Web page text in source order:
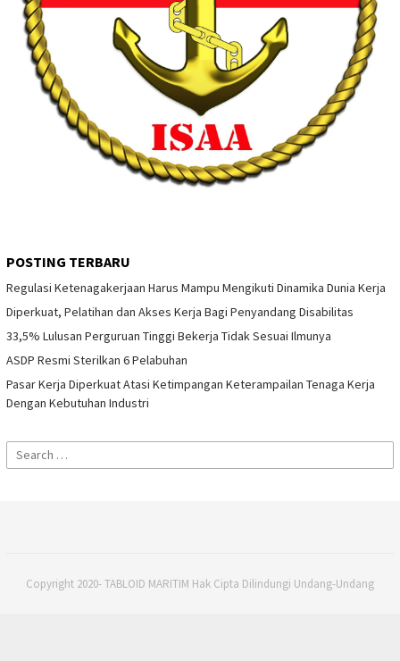
POSTING TERBARU
Regulasi Ketenagakerjaan Harus Mampu Mengikuti Dinamika Dunia Kerja
Diperkuat, Pelatihan dan Akses Kerja Bagi Penyandang Disabilitas
33,5% Lulusan Perguruan Tinggi Bekerja Tidak Sesuai Ilmunya
ASDP Resmi Sterilkan 6 Pelabuhan
Pasar Kerja Diperkuat Atasi Ketimpangan Keterampailan Tenaga Kerja
Dengan Kebutuhan Industri
Search
for:
Copyright 2020- TABLOID MARITIM Hak Cipta Dilindungi Undang-Undang